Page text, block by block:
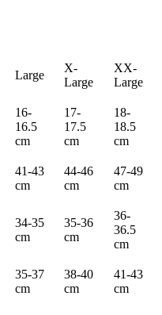
Large
X-
Large
XX-
Large
16-
16.5
cm
17-
17.5
cm
18-
18.5
cm
41-43
cm
44-46
cm
47-49
cm
34-35
cm
35-36
cm
36-
36.5
cm
35-37
cm
38-40
cm
41-43
cm